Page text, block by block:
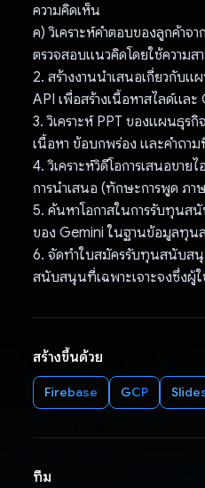
ความคิดเห็น
ค) วิเคราะห์คําตอบของลูกค้าจ
ตรวจสอบแนวคิดโดยใช้ความ
2. สร้างงานนำเสนอเกี่ยวกับ
API เพื่อสร้างเนื้อหาสไลด์แล
3. วิเคราะห์ PPT ของแผนธุรกิ
เนื้อหา ข้อบกพร่อง และคำถา
4. วิเคราะห์วิดีโอการเสนอขา
การนำเสนอ (ทักษะการพูด ภาษ
5. ค้นหาโอกาสในการรับทุนส
ของ Gemini ในฐานข้อมูลทุน
6. จัดทำใบสมัครรับทุนสนับสนุ
สนับสนุนที่เฉพาะเจาะจงซึ่งผู้ใ
สร้างขึ้นด้วย
Firebase GCP
ทีม